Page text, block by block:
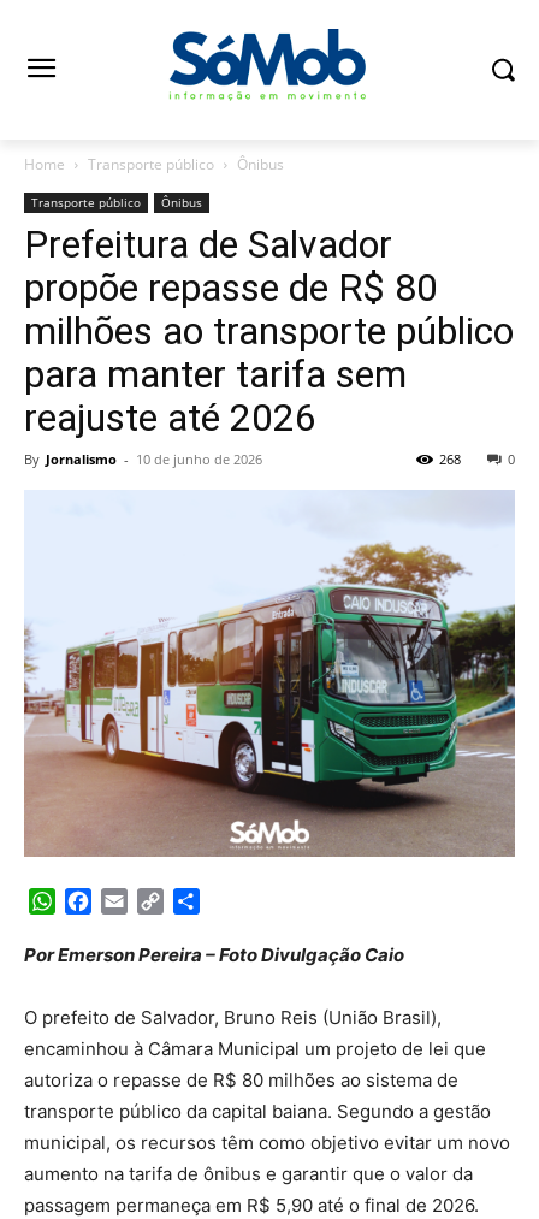
Home Transporte público Ônibus
Transporte público Ônibus
Prefeitura de Salvador
propõe repasse de R$ 80
milhões ao transporte público
para manter tarifa sem
reajuste até 2026
By Jornalismo - 10 de junho de 2026 0
268
WhatsApp
Facebook
Email Copy
Por Emerson Pereira – Foto Divulgação Caio
O prefeito de Salvador, Bruno Reis (União Brasil),
encaminhou à Câmara Municipal um projeto de lei que
autoriza o repasse de R$ 80 milhões ao sistema de
transporte público da capital baiana. Segundo a gestão
municipal, os recursos têm como objetivo evitar um novo
aumento na tarifa de ônibus e garantir que o valor da
passagem permaneça em R$ 5,90 até o final de 2026.